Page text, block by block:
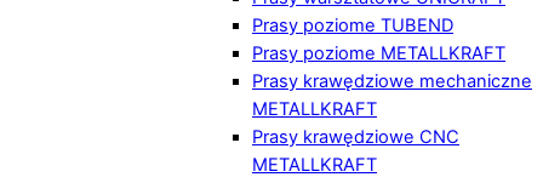
Prasy poziome TUBEND
Prasy poziome METALLKRAFT
Prasy krawędziowe mechaniczne
METALLKRAFT
Prasy krawędziowe CNC
METALLKRAFT